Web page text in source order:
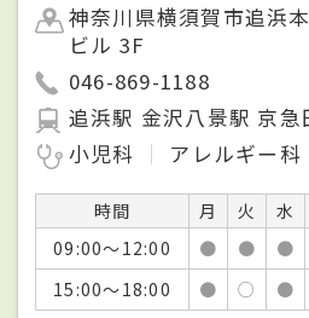
神奈川県横須賀市追浜
ビル 3F
046-869-1188
追浜駅 金沢八景駅 京急
小児科
アレルギー科
時間 月 火 水
09:00～12:00
● ● ●
15:00～18:00
● ○ ●